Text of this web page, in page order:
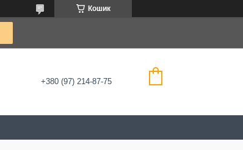
Кошик
+380 (97) 214-87-75